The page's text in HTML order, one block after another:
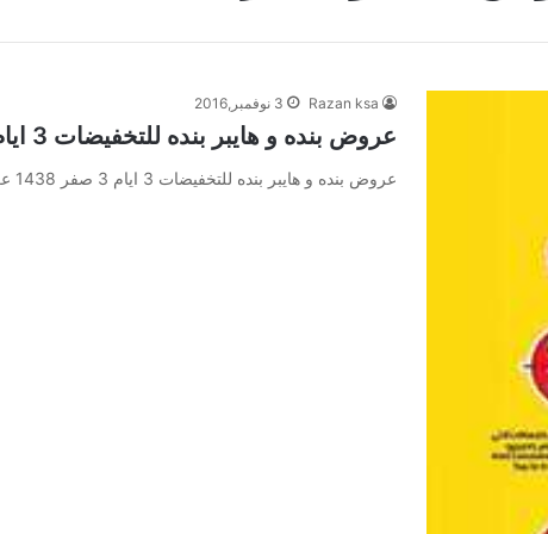
Razan ksa 3 نوفمبر,2016
عروض بنده و هايبر بنده للتخفيضات 3 ايام 3 صفر 1438
عروض بنده و هايبر بنده للتخفيضات 3 ايام 3 صفر 1438 عروض بنده و هايبر بنده للتخفيضات 3 ايام 3…